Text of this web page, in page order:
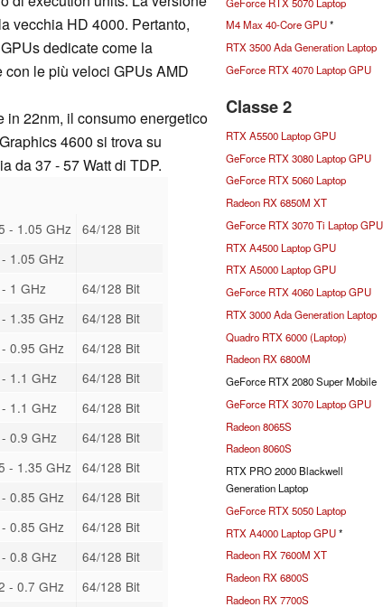
vecchia HD 4000. Pertanto,
dedicate come la
con le più veloci GPUs AMD
in 22nm, il consumo energetico
4600 si trova su
da 37 - 57 Watt di TDP.
- 1.05 GHz 64/128 Bit
1.05 GHz
1 GHz 64/128 Bit
1.35 GHz 64/128 Bit
0.95 GHz 64/128 Bit
1.1 GHz 64/128 Bit
1.1 GHz 64/128 Bit
0.9 GHz 64/128 Bit
- 1.35 GHz 64/128 Bit
0.85 GHz 64/128 Bit
0.85 GHz 64/128 Bit
0.8 GHz 64/128 Bit
- 0.7 GHz 64/128 Bit
M4 Max 40-Core GPU*
RTX 3500 Ada Generation Laptop
GeForce RTX 4070 Laptop GPU
Classe 2
RTX A5500 Laptop GPU
GeForce RTX 3080 Laptop GPU
GeForce RTX 5060 Laptop
Radeon RX 6850M XT
GeForce RTX 3070 Ti Laptop GPU
RTX A4500 Laptop GPU
RTX A5000 Laptop GPU
GeForce RTX 4060 Laptop GPU
RTX 3000 Ada Generation Laptop
Quadro RTX 6000 (Laptop)
Radeon RX 6800M
GeForce RTX 2080 Super Mobile
GeForce RTX 3070 Laptop GPU
Radeon 8065S
Radeon 8060S
RTX PRO 2000 Blackwell
Generation Laptop
GeForce RTX 5050 Laptop
RTX A4000 Laptop GPU*
Radeon RX 7600M XT
Radeon RX 6800S
Radeon RX 7700S